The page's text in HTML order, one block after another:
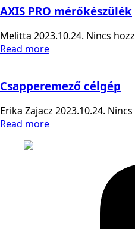
AXIS PRO mérőkészülék
Melitta 2023.10.24. Nincs
Read more
Csapperemező célgép
Erika Zajacz 2023.10.24.
Read more